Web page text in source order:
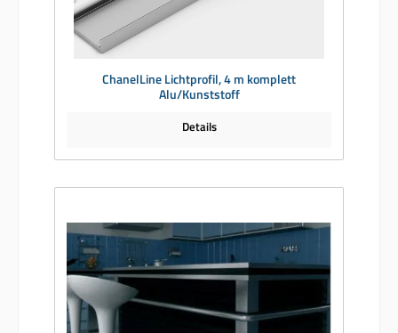
ChanelLine Lichtprofil, 4 m komplett
Alu/Kunststoff
Details